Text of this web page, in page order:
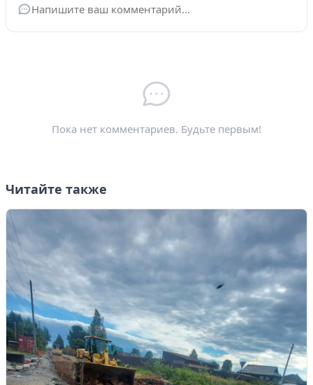
Ваше имя*
Пока нет комментариев. Будьте первым!
Читайте также